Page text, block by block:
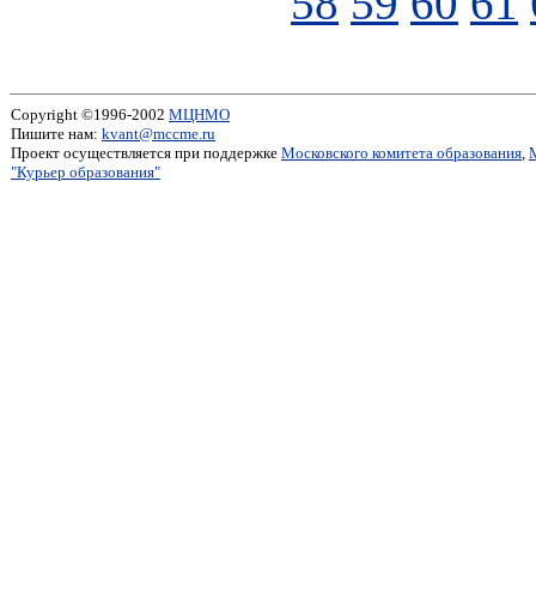
Copyright ©1996-2002 МЦНМО
Пишите нам: kvant@mccme.ru
Проект осуществляется при поддержке Московского комитета образования,
"Курьер образования"